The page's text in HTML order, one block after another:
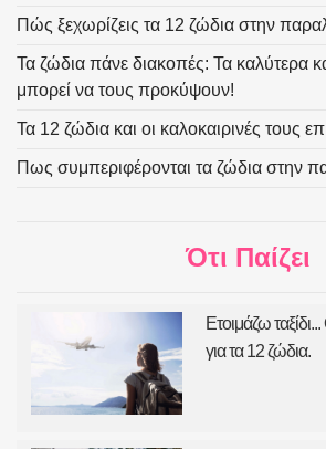
Πώς ξεχωρίζεις τα 12 ζώδια στην
Τα ζώδια πάνε διακοπές: Τα καλύτερα
μπορεί να τους προκύψουν!
Τα 12 ζώδια και οι καλοκαιρινές τους
Πως συμπεριφέρονται τα ζώδια στην
Ότι Παίζει
Ετοιμάζω
για τα 12 ζώδια.